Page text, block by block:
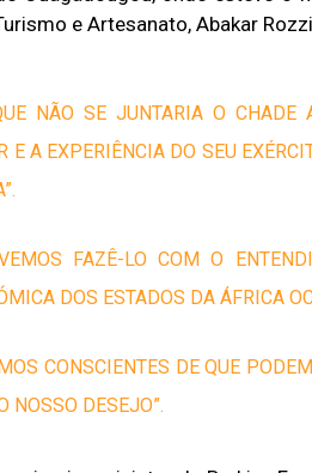
e Artesanato, Abakar
NÃO SE JUNTARIA O
E A EXPERIÊNCIA DO SEU
FAZÊ-LO COM O
DOS ESTADOS DA ÁFRICA
CONSCIENTES DE QUE
NOSSO DESEJO”.